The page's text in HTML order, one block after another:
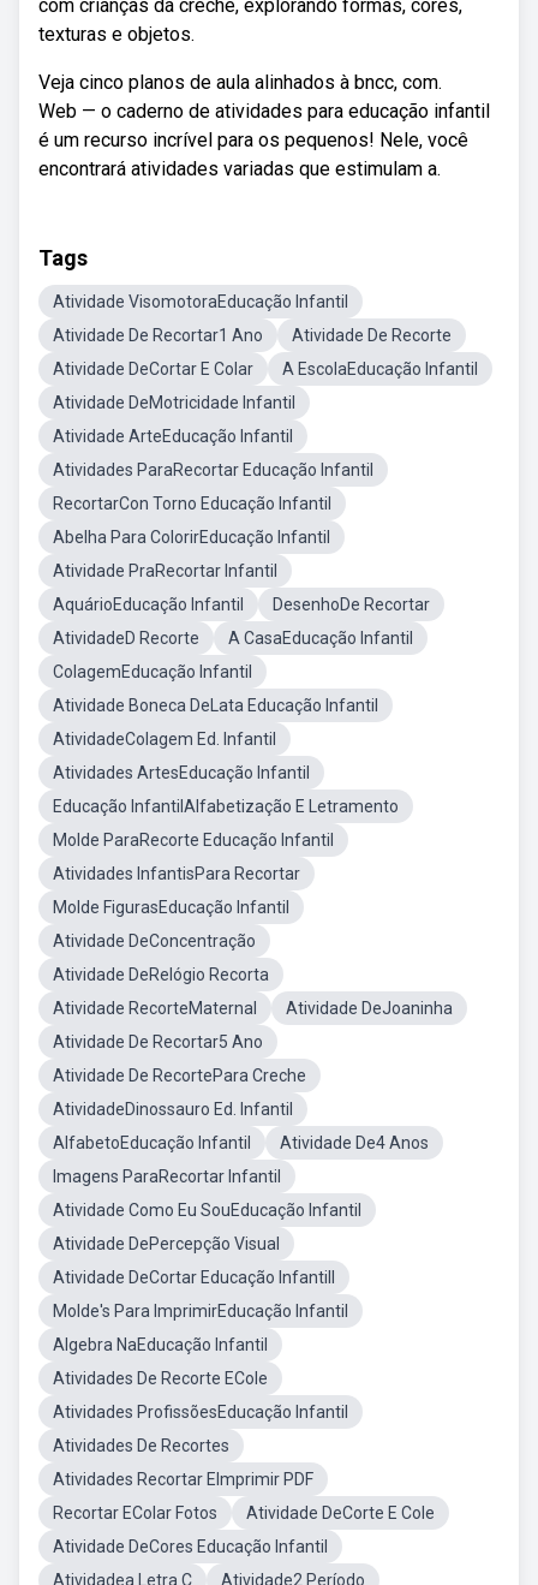
com crianças da creche, explorando formas, cores,
texturas e objetos.
Veja cinco planos de aula alinhados à bncc, com.
Web — o caderno de atividades para educação infantil
é um recurso incrível para os pequenos! Nele, você
encontrará atividades variadas que estimulam a.
Tags
Atividade VisomotoraEducação Infantil
Atividade De Recortar1 Ano
Atividade De Recorte
Atividade DeCortar E Colar
A EscolaEducação Infantil
Atividade DeMotricidade Infantil
Atividade ArteEducação Infantil
Atividades ParaRecortar Educação Infantil
RecortarCon Torno Educação Infantil
Abelha Para ColorirEducação Infantil
Atividade PraRecortar Infantil
AquárioEducação Infantil
DesenhoDe Recortar
AtividadeD Recorte
A CasaEducação Infantil
ColagemEducação Infantil
Atividade Boneca DeLata Educação Infantil
AtividadeColagem Ed. Infantil
Atividades ArtesEducação Infantil
Educação InfantilAlfabetização E Letramento
Molde ParaRecorte Educação Infantil
Atividades InfantisPara Recortar
Molde FigurasEducação Infantil
Atividade DeConcentração
Atividade DeRelógio Recorta
Atividade RecorteMaternal
Atividade DeJoaninha
Atividade De Recortar5 Ano
Atividade De RecortePara Creche
AtividadeDinossauro Ed. Infantil
AlfabetoEducação Infantil
Atividade De4 Anos
Imagens ParaRecortar Infantil
Atividade Como Eu SouEducação Infantil
Atividade DePercepção Visual
Atividade DeCortar Educação Infantill
Molde's Para ImprimirEducação Infantil
Algebra NaEducação Infantil
Atividades De Recorte ECole
Atividades ProfissõesEducação Infantil
Atividades De Recortes
Atividades Recortar EImprimir PDF
Recortar EColar Fotos
Atividade DeCorte E Cole
Atividade DeCores Educação Infantil
Atividadea Letra C
Atividade2 Período